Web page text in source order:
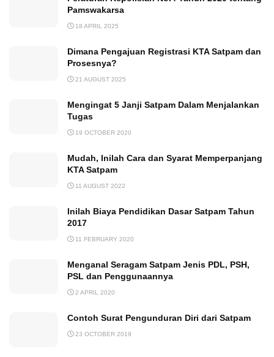
Pamswakarsa
18 APRIL 2025
Dimana Pengajuan Registrasi KTA Satpam dan
Prosesnya?
21 AUGUST 2025
Mengingat 5 Janji Satpam Dalam Menjalankan
Tugas
19 OCTOBER 2020
Mudah, Inilah Cara dan Syarat Memperpanjang
KTA Satpam
11 AUGUST 2022
Inilah Biaya Pendidikan Dasar Satpam Tahun
2017
11 FEBRUARY 2020
Menganal Seragam Satpam Jenis PDL, PSH,
PSL dan Penggunaannya
2 APRIL 2020
Contoh Surat Pengunduran Diri dari Satpam
23 OCTOBER 2019